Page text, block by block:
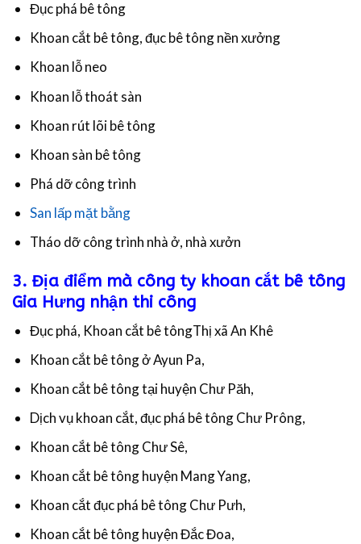
Đục phá bê tông
Khoan cắt bê tông, đục bê tông nền xưởng
Khoan lỗ neo
Khoan lỗ thoát sàn
Khoan rút lõi bê tông
Khoan sàn bê tông
Phá dỡ công trình
San lấp mặt bằng
Tháo dỡ công trình nhà ở, nhà xưởn
3. Địa điểm mà công ty khoan cắt bê tông
Gia Hưng nhận thi công
Đục phá, Khoan cắt bê tôngThị xã An Khê
Khoan cắt bê tông ở Ayun Pa,
Khoan cắt bê tông tại huyện Chư Păh,
Dịch vụ khoan cắt, đục phá bê tông Chư Prông,
Khoan cắt bê tông Chư Sê,
Khoan cắt bê tông huyện Mang Yang,
Khoan cắt đục phá bê tông Chư Pưh,
Khoan cắt bê tông huyện Đắc Đoa,